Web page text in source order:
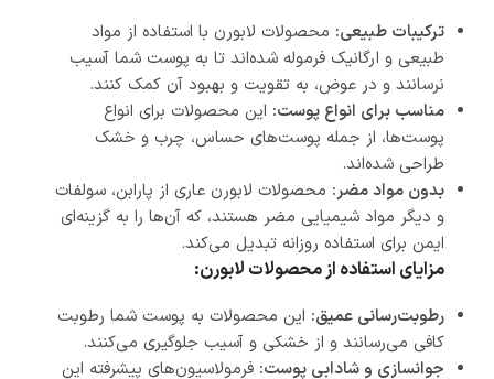
ترکیبات طبیعی: محصولات لابورن با استفاده از مواد
طبیعی و ارگانیک فرموله شده‌اند تا به پوست شما آسیب
نرسانند و در عوض، به تقویت و بهبود آن کمک کنند.
مناسب برای انواع پوست: این محصولات برای انواع
پوست‌ها، از جمله پوست‌های حساس، چرب و خشک
طراحی شده‌اند.
بدون مواد مضر: محصولات لابورن عاری از پارابن، سولفات
و دیگر مواد شیمیایی مضر هستند، که آن‌ها را به گزینه‌ای
ایمن برای استفاده روزانه تبدیل می‌کند.
مزایای استفاده از محصولات لابورن:
رطوبت‌رسانی عمیق: این محصولات به پوست شما رطوبت
کافی می‌رسانند و از خشکی و آسیب جلوگیری می‌کنند.
جوانسازی و شادابی پوست: فرمولاسیون‌های پیشرفته این